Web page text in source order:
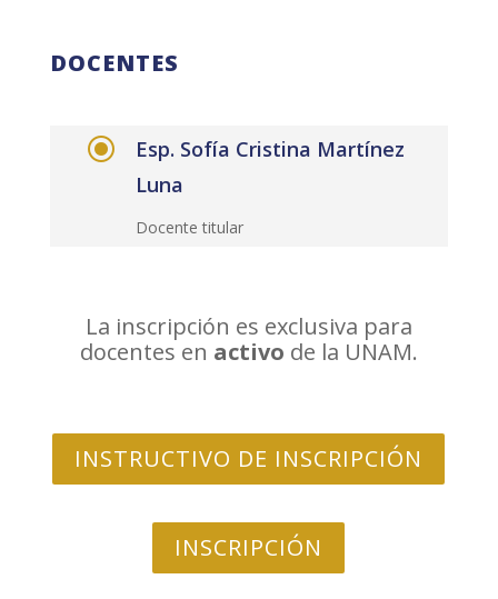
DOCENTES
\
Esp. Sofía Cristina Martínez
Luna
Docente titular
La inscripción es exclusiva para
docentes en activo de la UNAM.
INSTRUCTIVO DE INSCRIPCIÓN
INSCRIPCIÓN